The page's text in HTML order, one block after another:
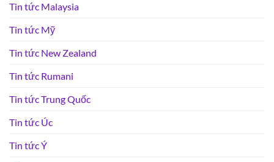
Tin tức Malaysia
Tin tức Mỹ
Tin tức New Zealand
Tin tức Rumani
Tin tức Trung Quốc
Tin tức Úc
Tin tức Ý